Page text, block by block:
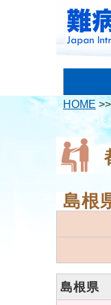
HOME
島根
島根県